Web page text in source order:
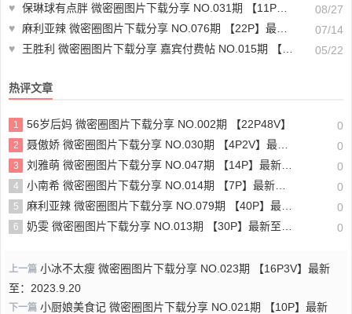
♥ 保琳球有点胖 微密圈图片下载分享 NO.031期 【11P】最新至：2024.8.21
08/27
♥
麻利亚辣 微密圈图片下载分享 NO.076期 【22P】最新至：2024.7.12
07/14
♥
王胜利 微密圈图片下载分享 嘉宾付费帖 NO.015期 【12P2V】最新至：2023.8.23 05/22
热评文章
1 56岁后妈 微密圈图片下载分享 NO.002期 【22P48V】 0
2 聂傲娇 微密圈图片下载分享 NO.030期 【4P2V】最新至：2023.7.19 0
3 刘雅萌 微密圈图片下载分享 NO.047期 【14P】最新至：2024.7.26 0
4 小南希 微密圈图片下载分享 NO.014期 【7P】最新至：2023.7.21 0
5 麻利亚辣 微密圈图片下载分享 NO.079期 【40P】最新至：2024.8.1 0
6 奶雯 微密圈图片下载分享 NO.013期 【30P】最新至：2023.7.24 0
上一篇 小冰不太瘦 微密圈图片下载分享 NO.023期 【16P3V】最新
至：2023.9.20
下一篇 小厨娘美食记 微密圈图片下载分享 NO.021期 【10P】最新